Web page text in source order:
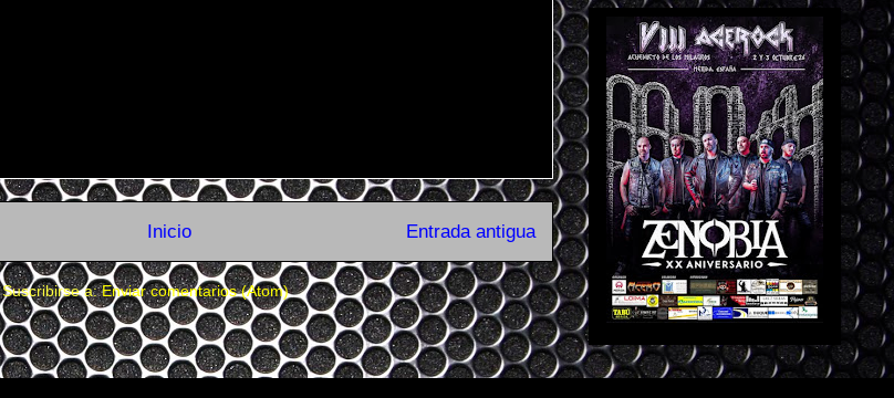
Entrada antigua
Inicio
Suscribirse a:Enviar comentarios (Atom)